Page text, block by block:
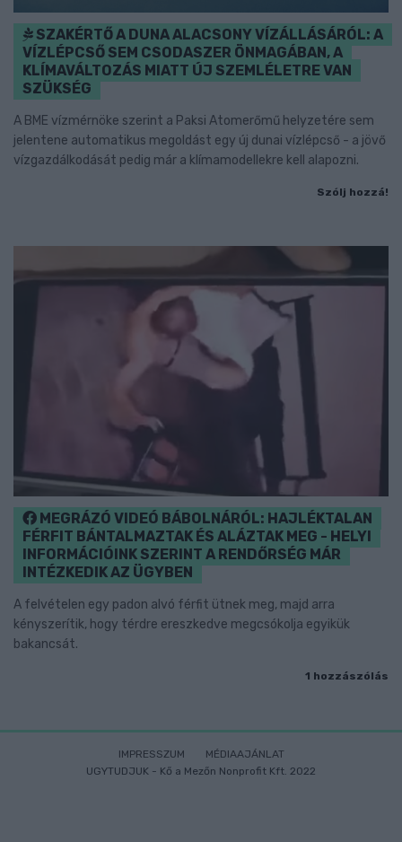
SZAKÉRTŐ A DUNA ALACSONY VÍZÁLLÁSÁRÓL: A
VÍZLÉPCSŐ SEM CSODASZER ÖNMAGÁBAN, A
KLÍMAVÁLTOZÁS MIATT ÚJ SZEMLÉLETRE VAN
SZÜKSÉG
A BME vízmérnöke szerint a Paksi Atomerőmű helyzetére sem
jelentene automatikus megoldást egy új dunai vízlépcső - a jövő
vízgazdálkodását pedig már a klímamodellekre kell alapozni.
Szólj hozzá!
MEGRÁZÓ VIDEÓ BÁBOLNÁRÓL: HAJLÉKTALAN
FÉRFIT BÁNTALMAZTAK ÉS ALÁZTAK MEG - HELYI
INFORMÁCIÓINK SZERINT A RENDŐRSÉG MÁR
INTÉZKEDIK AZ ÜGYBEN
A felvételen egy padon alvó férfit ütnek meg, majd arra
kényszerítik, hogy térdre ereszkedve megcsókolja egyikük
bakancsát.
1 hozzászólás
IMPRESSZUM
MÉDIAAJÁNLAT
UGYTUDJUK - Kő a Mezőn Nonprofit Kft. 2022